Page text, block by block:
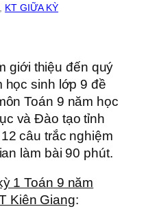
KT GIỮA KỲ
giới thiệu đến quý
học sinh lớp 9 đề
Toán 9 năm học
và Đào tạo tỉnh
câu trắc nghiệm
làm bài 90 phút.
1 Toán 9 năm
Kiên Giang: